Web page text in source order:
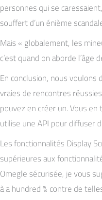
personnes qui se
souffert d’un énième
Mais « globalement, les
c’est quand on aborde
En conclusion, nous voulons
vraies de rencontres
pouvez en créer un. Vous
utilise une API pour diffuser
Les fonctionnalités Display
supérieures aux
Omegle sécurisée, je vous
à a hundred % contre de